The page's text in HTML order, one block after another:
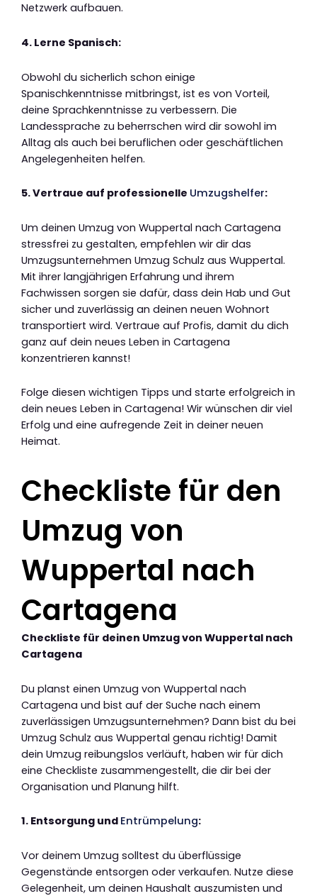
Netzwerk aufbauen.
4. Lerne Spanisch:
Obwohl du sicherlich schon einige
Spanischkenntnisse mitbringst, ist es von Vorteil,
deine Sprachkenntnisse zu verbessern. Die
Landessprache zu beherrschen wird dir sowohl im
Alltag als auch bei beruflichen oder geschäftlichen
Angelegenheiten helfen.
5. Vertraue auf professionelle Umzugshelfer:
Um deinen Umzug von Wuppertal nach Cartagena
stressfrei zu gestalten, empfehlen wir dir das
Umzugsunternehmen Umzug Schulz aus Wuppertal.
Mit ihrer langjährigen Erfahrung und ihrem
Fachwissen sorgen sie dafür, dass dein Hab und Gut
sicher und zuverlässig an deinen neuen Wohnort
transportiert wird. Vertraue auf Profis, damit du dich
ganz auf dein neues Leben in Cartagena
konzentrieren kannst!
Folge diesen wichtigen Tipps und starte erfolgreich in
dein neues Leben in Cartagena! Wir wünschen dir viel
Erfolg und eine aufregende Zeit in deiner neuen
Heimat.
Checkliste für den
Umzug von
Wuppertal nach
Cartagena
Checkliste für deinen Umzug von Wuppertal nach
Cartagena
Du planst einen Umzug von Wuppertal nach
Cartagena und bist auf der Suche nach einem
zuverlässigen Umzugsunternehmen? Dann bist du bei
Umzug Schulz aus Wuppertal genau richtig! Damit
dein Umzug reibungslos verläuft, haben wir für dich
eine Checkliste zusammengestellt, die dir bei der
Organisation und Planung hilft.
1. Entsorgung und Entrümpelung:
Vor deinem Umzug solltest du überflüssige
Gegenstände entsorgen oder verkaufen. Nutze diese
Gelegenheit, um deinen Haushalt auszumisten und